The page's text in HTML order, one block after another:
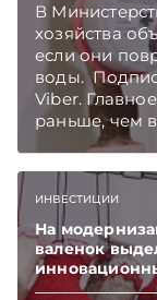
В
хозяйства
если они
воды.
Viber.
раньше, чем
ИНВЕСТИЦИИ
На
валенок